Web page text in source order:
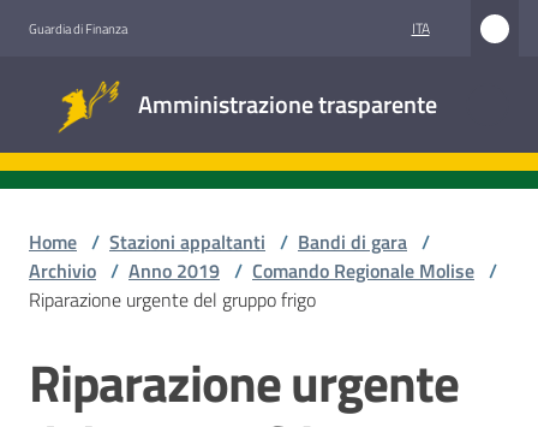
Guardia di Finanza ITA
Amministrazione trasparente
trasparente
Accesso
Stazioni
Home / Stazioni appaltanti / Bandi di gara /
Archivio / Anno 2019 / Comando Regionale Molise /
Riparazione urgente del gruppo frigo
Salta al contenuto
Riparazione urgente